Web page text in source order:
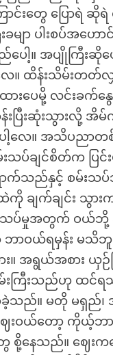
င်းတွေ ပြောရဲ ဆို
မျာ ပါးစပ်အဟော
ည်ပေါ့။ အပျိုကြီး
လေ။ ထိန်းသိမ်းတတ်
ားပေမို့ လင်းခက်နွ
းပြီးဆုံးသွားလို့ အိ
ေါ့လေ။ အသိပညာ
ပ်ချင်စိတ်က ပြင်
က်သည်နှင့် စမ်းသပ်
ချက်ချင်း သွား
းသပ်မှုအတွက် ဝယ်
ဝယ်ရမှန်း မသိဘူး
ား။ အရွယ်အစား
းကြီးသည်ဟု ထင်ရ
ခဲ့သည်။ မတို မရှည်
ေးဝယ်တော့ ကိုယ့်ဘာ
ေ စို့နေသည်။ ဈေးက